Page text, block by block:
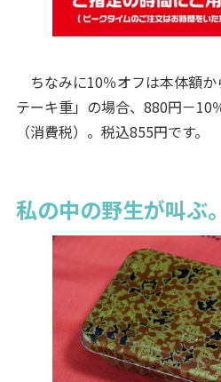
ちなみに10％オフは本体額か
テーキ重」の場合、880円－10
（消費税）。税込855円です。
私の中の野生が叫ぶ